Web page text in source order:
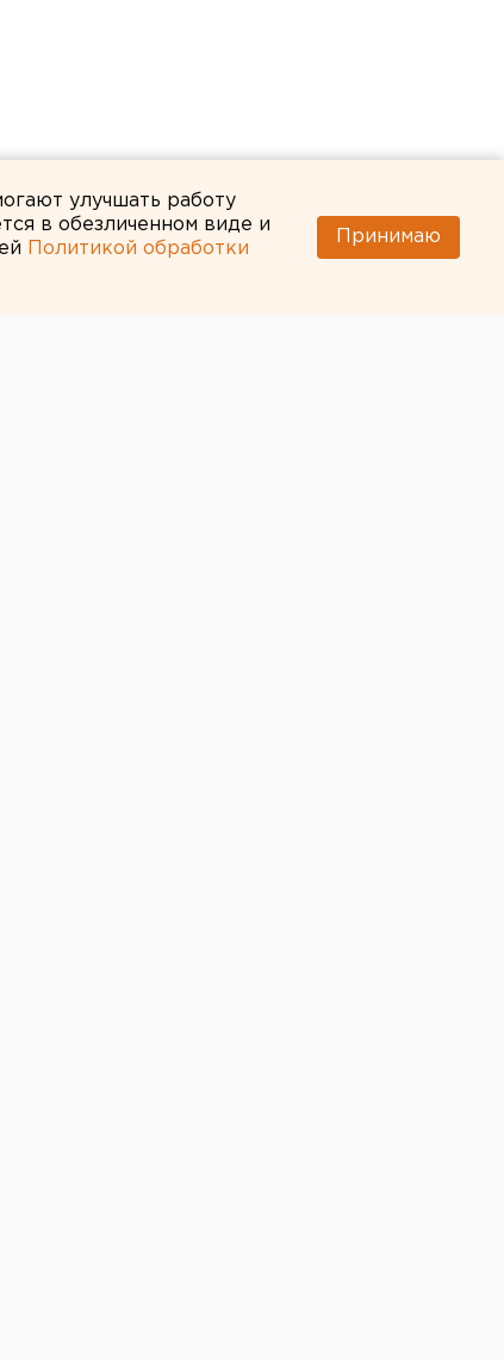
улучшать работу
в обезличенном виде и
Политикой обработки
Принимаю